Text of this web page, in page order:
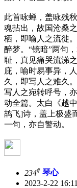
此首咏蝉，盖咏残
魂拈出，故国沧桑
栖，即喻人之流徙
醉梦。“镜暗”两句
耻，真见痛哭流涕
庇，喻时易事异，
久，即写人之难久
写人之宛转呼号，
动全篇。太白《越
鸪飞]诗，盖上极盛
一句，亦自警动。
234# 琴心
2023-2-22 16:11